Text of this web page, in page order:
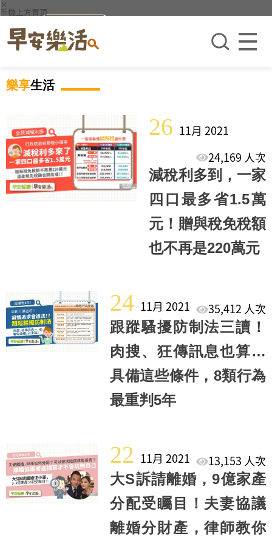
×
手機上方置頂
樂享生活
26 11月 2021
24,169 人次
減稅利多到，一家
四口最多省1.5萬
元！贈與稅免稅額
也不再是220萬元
24 11月 2021
35,412 人次
跟蹤騷擾防制法三讀！
肉搜、狂傳訊息也算…
具備這些條件，8類行為
最重判5年
22 11月 2021
13,153 人次
大S訴請離婚，9億家產
分配受矚目！夫妻協議
離婚分財產，律師教你